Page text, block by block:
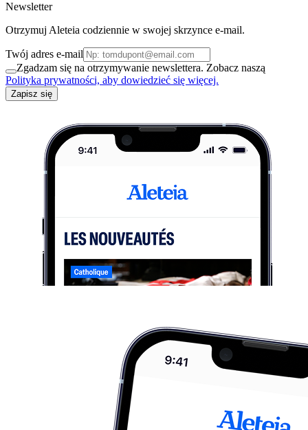
Newsletter
Otrzymuj Aleteia codziennie w swojej skrzynce e-mail.
Twój adres e-mail
Zgadzam się na otrzymywanie newslettera. Zobacz naszą
Polityka prywatności, aby dowiedzieć się więcej.
Zapisz się